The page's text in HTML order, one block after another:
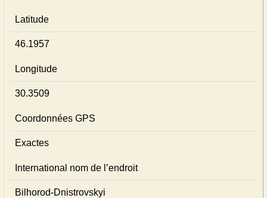
Latitude
46.1957
Longitude
30.3509
Coordonnées GPS
Exactes
International nom de l’endroit
Bilhorod-Dnistrovskyi